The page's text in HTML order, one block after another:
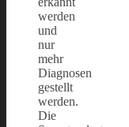
werden
und
nur
mehr
Diagnosen
gestellt
werden.
Die